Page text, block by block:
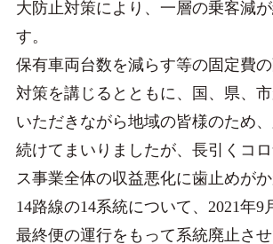
大防止対策により、一層の乗客減
す。
保有車両台数を減らす等の固定費
対策を講じるとともに、国、県、
いただきながら地域の皆様のため
続けてまいりましたが、長引くコ
ス事業全体の収益悪化に歯止めが
14路線の14系統について、2021年9
最終便の運行をもって系統廃止さ